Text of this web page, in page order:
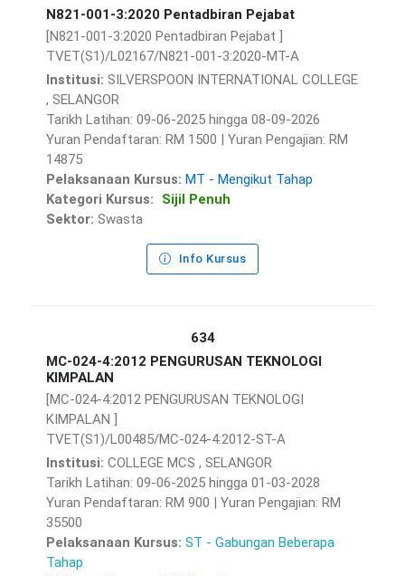
N821-001-3:2020 Pentadbiran Pejabat
[N821-001-3:2020 Pentadbiran Pejabat ]
TVET(S1)/L02167/N821-001-3:2020-MT-A
Institusi: SILVERSPOON INTERNATIONAL COLLEGE
, SELANGOR
Tarikh Latihan: 09-06-2025 hingga 08-09-2026
Yuran Pendaftaran: RM 1500 | Yuran Pengajian: RM
14875
Pelaksanaan Kursus: MT - Mengikut Tahap
Kategori Kursus:
Sijil Penuh
Sektor: Swasta
Info Kursus
634
MC-024-4:2012 PENGURUSAN TEKNOLOGI
KIMPALAN
[MC-024-4:2012 PENGURUSAN TEKNOLOGI
KIMPALAN ]
TVET(S1)/L00485/MC-024-4:2012-ST-A
Institusi: COLLEGE MCS , SELANGOR
Tarikh Latihan: 09-06-2025 hingga 01-03-2028
Yuran Pendaftaran: RM 900 | Yuran Pengajian: RM
35500
Pelaksanaan Kursus: ST - Gabungan Beberapa
Tahap